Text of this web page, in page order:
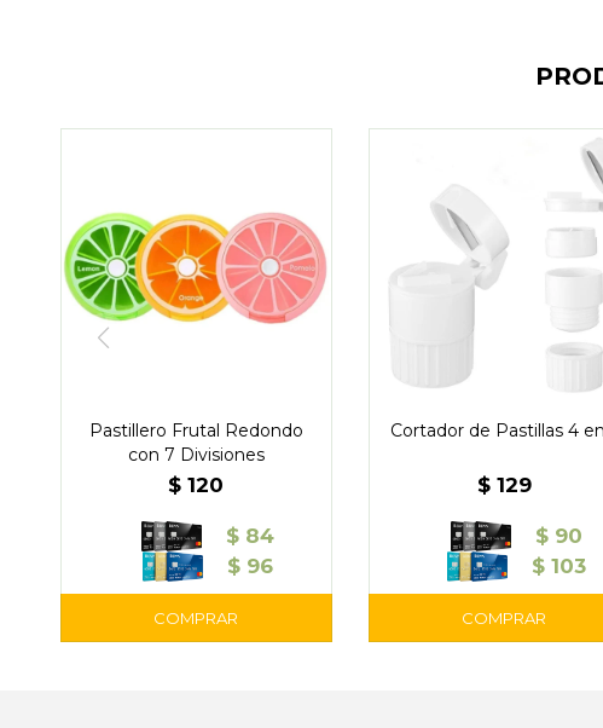
Pastillero Frutal Redondo
con 7 Divisiones
$ 120
$ 84
$ 96
Cortador de Pastillas 4
$ 129
$ 90
$ 103